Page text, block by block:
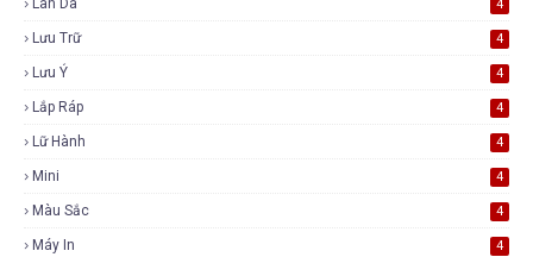
4
Lưu Trữ 4
Lưu Ý 4
Lắp Ráp 4
Lữ Hành 4
Mini 4
Màu Sắc 4
Máy In 4